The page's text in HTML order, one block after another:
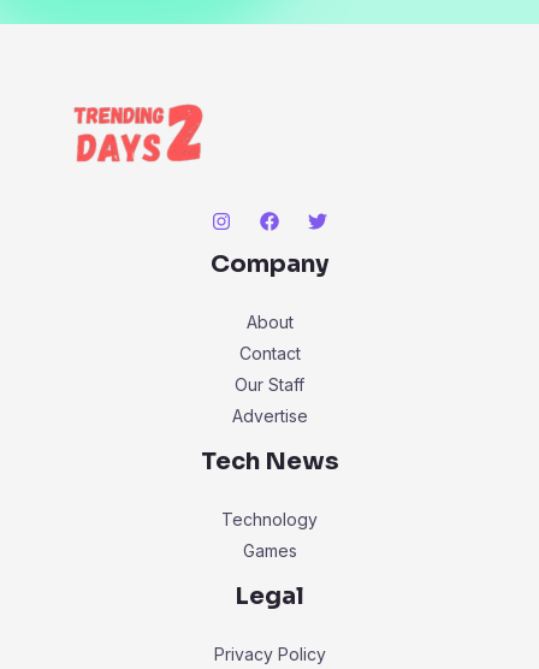
Company
About
Contact
Our Staff
Advertise
Tech News
Technology
Games
Legal
Privacy Policy